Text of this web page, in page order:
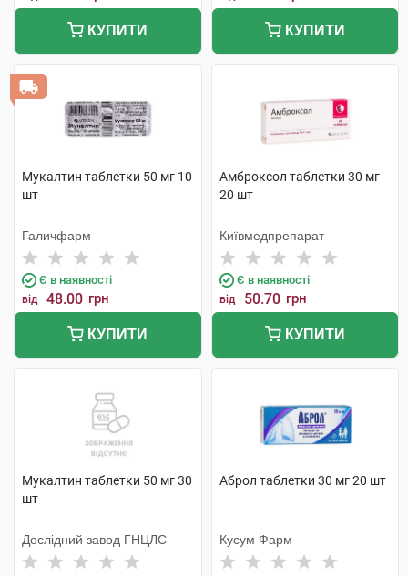
КУПИТИ КУПИТИ
Мукалтин таблетки 50 мг 10
шт
Галичфарм
Є в наявності
від 48.00 грн
КУПИТИ
Амброксол таблетки 30 мг
20 шт
Київмедпрепарат
Є в наявності
від 50.70 грн
КУПИТИ
Мукалтин таблетки 50 мг 30
шт
Дослідний завод ГНЦЛС
Аброл таблетки 30 мг 20 шт
Кусум Фарм